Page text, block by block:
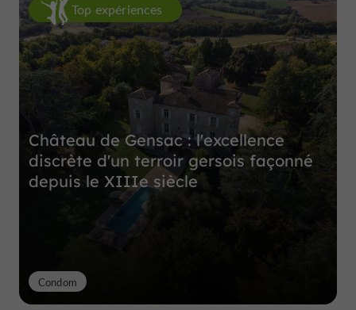
Top expériences
Château de Gensac : l'excellence
discrète d'un terroir gersois façonné
depuis le XIIIe siècle
Condom